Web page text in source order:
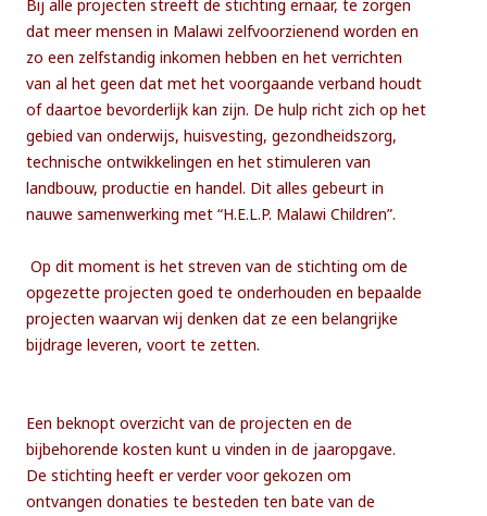
Bij alle projecten streeft de stichting ernaar, te zorgen
dat meer mensen in Malawi zelfvoorzienend worden en
zo een zelfstandig inkomen hebben en het verrichten
van al het geen dat met het voorgaande verband houdt
of daartoe bevorderlijk kan zijn. De hulp richt zich op het
gebied van onderwijs, huisvesting, gezondheidszorg,
technische ontwikkelingen en het stimuleren van
landbouw, productie en handel. Dit alles gebeurt in
nauwe samenwerking met “H.E.L.P. Malawi Children”.
Op dit moment is het streven van de stichting om de
opgezette projecten goed te onderhouden en bepaalde
projecten waarvan wij denken dat ze een belangrijke
bijdrage leveren, voort te zetten.
Een beknopt overzicht van de projecten en de
bijbehorende kosten kunt u vinden in de jaaropgave.
De stichting heeft er verder voor gekozen om
ontvangen donaties te besteden ten bate van de